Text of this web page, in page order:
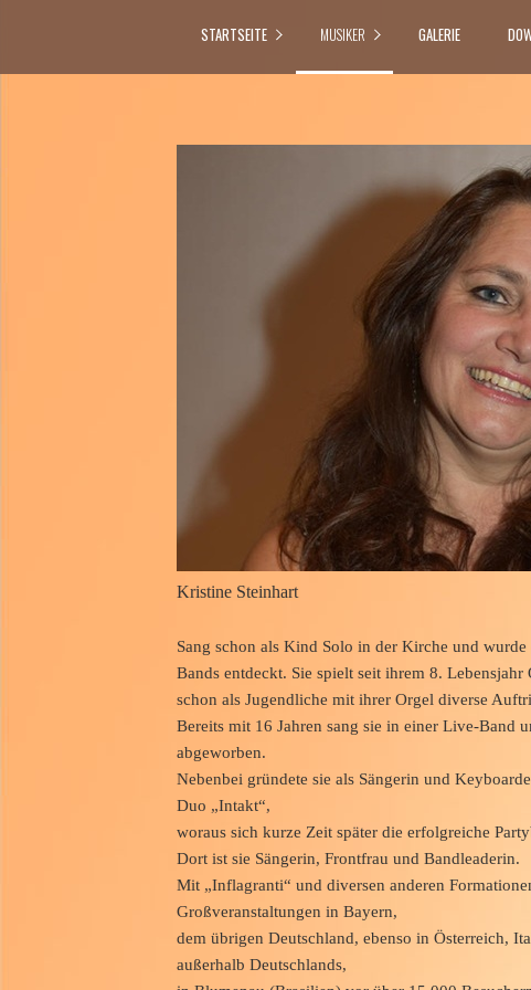
STARTSEITE MUSIKER GALERIE
Kristine Steinhart
Sang schon als Kind Solo in der Kirche und
Bands entdeckt. Sie spielt seit ihrem 8. Lebensjahr
schon als Jugendliche mit ihrer Orgel diverse
Bereits mit 16 Jahren sang sie in einer Live-Band
abgeworben.
Nebenbei gründete sie als Sängerin und
Duo „Intakt“,
woraus sich kurze Zeit später die erfolgreiche
Dort ist sie Sängerin, Frontfrau und Bandleaderin.
Mit „Inflagranti“ und diversen anderen
Großveranstaltungen in Bayern,
dem übrigen Deutschland, ebenso in Österreich,
außerhalb Deutschlands,